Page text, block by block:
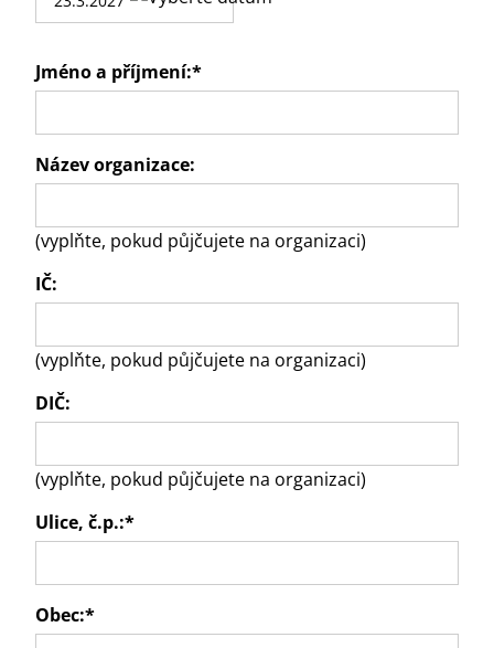
Jméno a příjmení:*
Název organizace:
(vyplňte, pokud půjčujete na organizaci)
IČ:
(vyplňte, pokud půjčujete na organizaci)
DIČ:
(vyplňte, pokud půjčujete na organizaci)
Ulice, č.p.:*
Obec:*